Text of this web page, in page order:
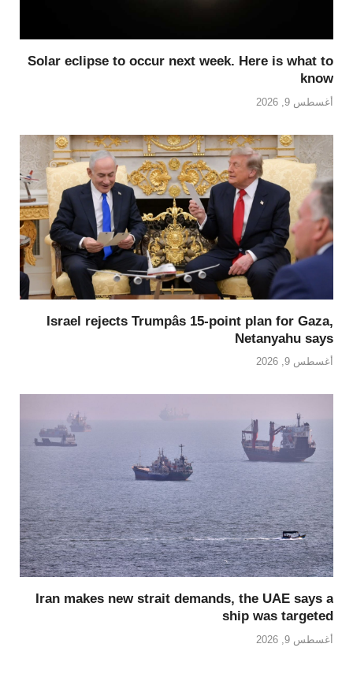
Solar eclipse to occur next week. Here is what to
know
أغسطس 9, 2026
Israel rejects Trumpâs 15-point plan for Gaza,
Netanyahu says
أغسطس 9, 2026
Iran makes new strait demands, the UAE says a
ship was targeted
أغسطس 9, 2026